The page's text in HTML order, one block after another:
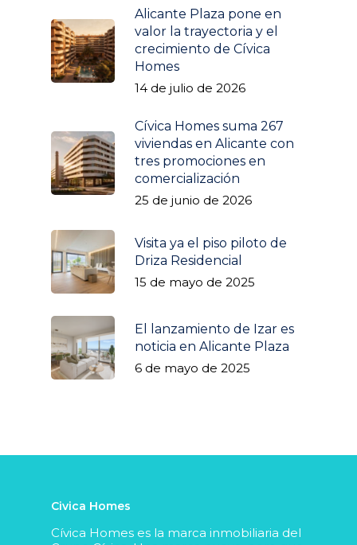
Alicante Plaza pone en
valor la trayectoria y el
crecimiento de Cívica
Homes
14 de julio de 2026
Cívica Homes suma 267
viviendas en Alicante con
tres promociones en
comercialización
25 de junio de 2026
Visita ya el piso piloto de
Driza Residencial
15 de mayo de 2025
El lanzamiento de Izar es
noticia en Alicante Plaza
6 de mayo de 2025
Civica Homes
Cívica Homes es la marca inmobiliaria del
Izar
Driza Residencial
Amarre
Bulevar 35
Quiénes somos
Noticias